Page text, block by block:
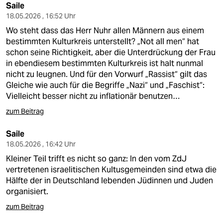
Saile
18.05.2026 , 16:52 Uhr
Wo steht dass das Herr Nuhr allen Männern aus einem
bestimmten Kulturkreis unterstellt? „Not all men“ hat
schon seine Richtigkeit, aber die Unterdrückung der Frau
in ebendiesem bestimmten Kulturkreis ist halt nunmal
nicht zu leugnen. Und für den Vorwurf „Rassist“ gilt das
Gleiche wie auch für die Begriffe „Nazi“ und „Faschist“:
Vielleicht besser nicht zu inflationär benutzen…
zum Beitrag
Saile
18.05.2026 , 16:42 Uhr
Kleiner Teil trifft es nicht so ganz: In den vom ZdJ
vertretenen israelitischen Kultusgemeinden sind etwa die
Hälfte der in Deutschland lebenden Jüdinnen und Juden
organisiert.
zum Beitrag